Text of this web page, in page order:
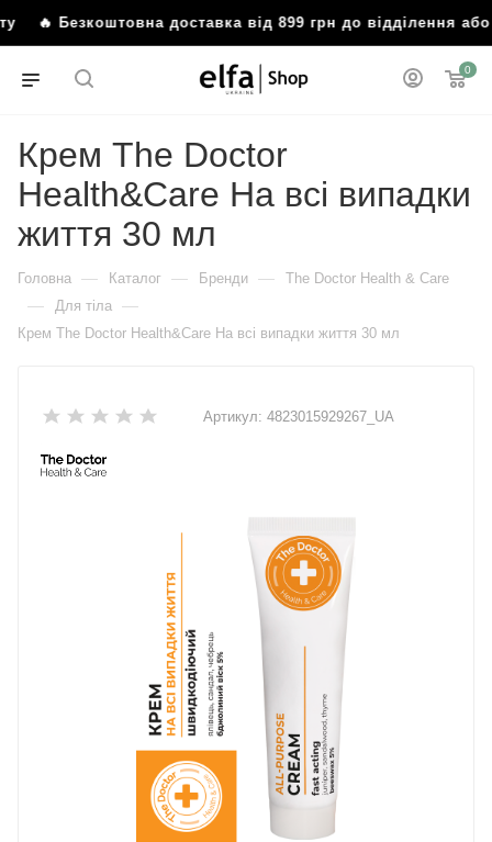
🔥 Безкоштовна доставка від 899 грн до відділення
0
Крем The Doctor
Health&Care На всі випадки
життя 30 мл
Головна — Каталог — Бренди — The Doctor Health & Care
— Для тіла —
Крем The Doctor Health&Care На всі випадки життя 30 мл
Артикул: 4823015929267_UA